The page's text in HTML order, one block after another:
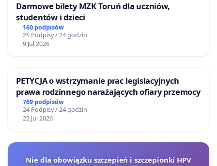
Darmowe bilety MZK Toruń dla uczniów,
studentów i dzieci
160 podpisów
25 Podpisy / 24 godzin
9 Jul 2026
PETYCJA o wstrzymanie prac legislacyjnych
prawa rodzinnego narażających ofiary przemocy
769 podpisów
24 Podpisy / 24 godzin
22 Jul 2026
Nie dla obowiązku szczepień i szczepionki HPV